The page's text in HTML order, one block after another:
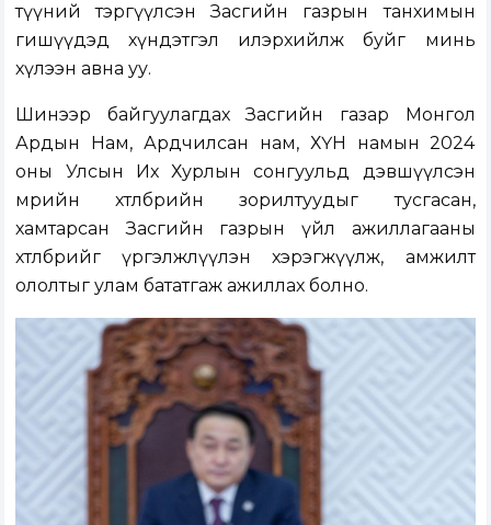
түүний тэргүүлсэн Засгийн газрын танхимын
гишүүдэд хүндэтгэл илэрхийлж буйг минь
хүлээн авна уу.
Шинээр байгуулагдах Засгийн газар Монгол
Ардын Нам, Ардчилсан нам, ХҮН намын 2024
оны Улсын Их Хурлын сонгуульд дэвшүүлсэн
мөрийн хөтөлбөрийн зорилтуудыг тусгасан,
хамтарсан Засгийн газрын үйл ажиллагааны
хөтөлбөрийг үргэлжлүүлэн хэрэгжүүлж, амжилт
ололтыг улам бататгаж ажиллах болно.